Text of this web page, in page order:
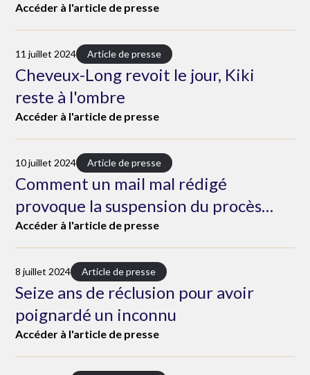
Accéder à l'article de presse
11 juillet 2024 Article de presse
Cheveux-Long revoit le jour, Kiki
reste à l'ombre
Accéder à l'article de presse
10 juillet 2024 Article de presse
Comment un mail mal rédigé
provoque la suspension du procès
d'un maire jugé pour recel
Accéder à l'article de presse
8 juillet 2024 Article de presse
Seize ans de réclusion pour avoir
poignardé un inconnu
Accéder à l'article de presse